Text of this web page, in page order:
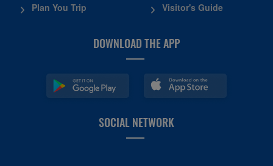
Plan You Trip
Visitor's Guide
DOWNLOAD THE APP
SOCIAL NETWORK